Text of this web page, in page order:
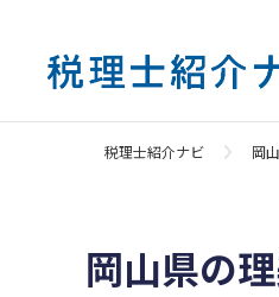
税理士紹介ナビ 岡
岡山県の